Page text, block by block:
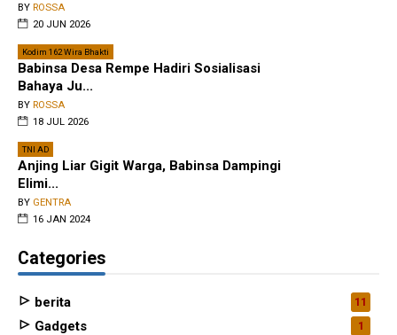
BY ROSSA
20 JUN 2026
Kodim 162 Wira Bhakti
Babinsa Desa Rempe Hadiri Sosialisasi
Bahaya Ju...
BY ROSSA
18 JUL 2026
TNI AD
Anjing Liar Gigit Warga, Babinsa Dampingi
Elimi...
BY GENTRA
16 JAN 2024
Categories
berita 11
Gadgets 1